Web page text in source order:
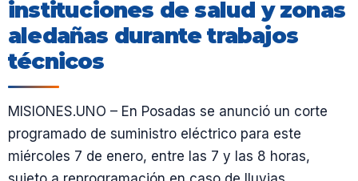
instituciones de salud y zonas
aledañas durante trabajos
técnicos
MISIONES.UNO – En Posadas se anunció un corte
programado de suministro eléctrico para este
miércoles 7 de enero, entre las 7 y las 8 horas,